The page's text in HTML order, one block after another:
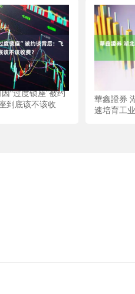
“过度锁座”被约
到底该不该收
華鑫證券
速培育工